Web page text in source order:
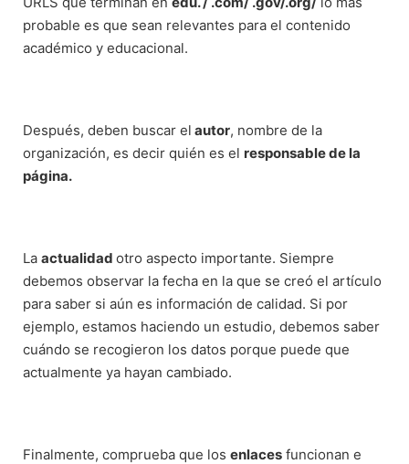
probable es que sean relevantes para el contenido
académico y educacional.
Después, deben buscar el autor, nombre de la
organización, es decir quién es el responsable de la
página.
La actualidad otro aspecto importante. Siempre
debemos observar la fecha en la que se creó el artículo
para saber si aún es información de calidad. Si por
ejemplo, estamos haciendo un estudio, debemos saber
cuándo se recogieron los datos porque puede que
actualmente ya hayan cambiado.
Finalmente, comprueba que los enlaces funcionan e